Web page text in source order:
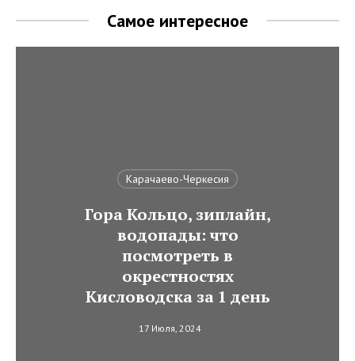
Самое интересное
Карачаево-Черкесия
Гора Кольцо, зиплайн,
водопады: что
посмотреть в
окрестностях
Кисловодска за 1 день
17 Июля, 2024